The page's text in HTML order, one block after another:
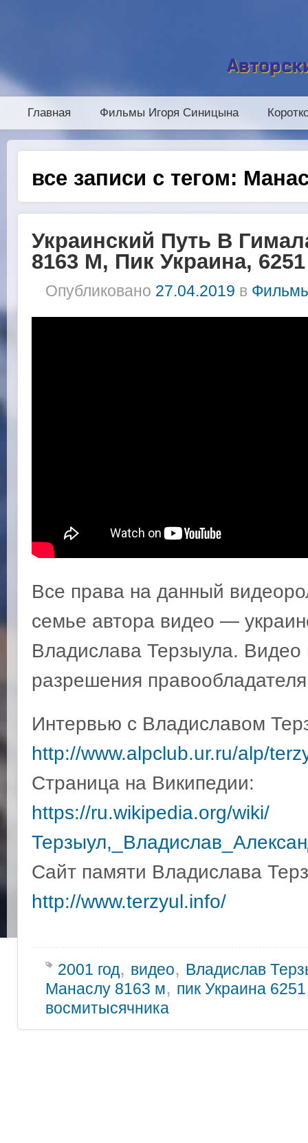
Главная Фильмы Игоря Синицына
все записи с тегом:
Украинский Путь В
8163 М, Пик Украина,
Опубликовано 27.04.2019 в
Все права на данный
семье автора видео —
Владислава Терзыула. Видео
разрешения
Интервью с Владиславом
http://www.alpclub.ur.ru/alp/
Страница на Википедии:
https://ru.wikipedia.org/wiki/
Сайт памяти Владислава
http://www.terzyul.info/
2001 год, видео, Владислав
Манаслу 8163 м, пик Украина
восмитысячника